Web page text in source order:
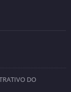
DO